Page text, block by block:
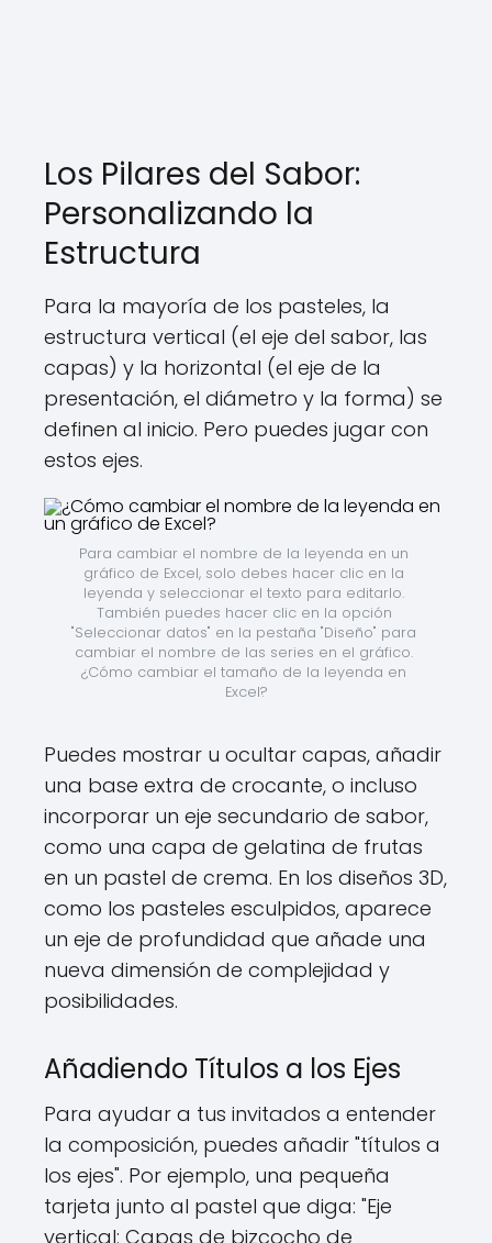
Los Pilares del Sabor:
Personalizando la
Estructura
Para la mayoría de los pasteles, la
estructura vertical (el eje del sabor, las
capas) y la horizontal (el eje de la
presentación, el diámetro y la forma) se
definen al inicio. Pero puedes jugar con
estos ejes.
Para cambiar el nombre de la leyenda en un
gráfico de Excel, solo debes hacer clic en la
leyenda y seleccionar el texto para editarlo.
También puedes hacer clic en la opción
"Seleccionar datos" en la pestaña "Diseño" para
cambiar el nombre de las series en el gráfico.
¿Cómo cambiar el tamaño de la leyenda en
Excel?
Puedes mostrar u ocultar capas, añadir
una base extra de crocante, o incluso
incorporar un eje secundario de sabor,
como una capa de gelatina de frutas
en un pastel de crema. En los diseños 3D,
como los pasteles esculpidos, aparece
un eje de profundidad que añade una
nueva dimensión de complejidad y
posibilidades.
Añadiendo Títulos a los Ejes
Para ayudar a tus invitados a entender
la composición, puedes añadir "títulos a
los ejes". Por ejemplo, una pequeña
tarjeta junto al pastel que diga: "Eje
vertical: Capas de bizcocho de